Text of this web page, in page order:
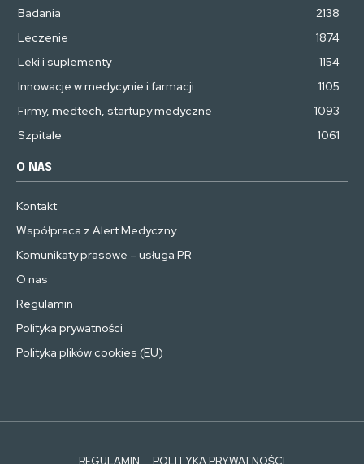
Badania
2138
Leczenie
1874
Leki i suplementy
1154
Innowacje w medycynie i farmacji
1105
Firmy, medtech, startupy medyczne
1093
Szpitale
1061
O NAS
Kontakt
Współpraca z Alert Medyczny
Komunikaty prasowe – usługa PR
O nas
Regulamin
Polityka prywatności
Polityka plików cookies (EU)
REGULAMIN POLITYKA PRYWATNOŚCI